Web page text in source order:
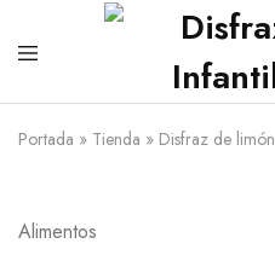
Portada » Tienda » Disfraz de limón
Alimentos